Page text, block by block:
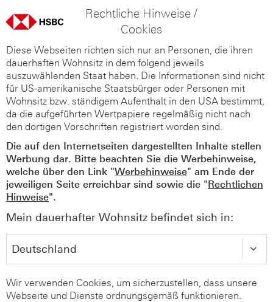
Rechtliche Hinweise /
Cookies
Diese Webseiten richten sich nur an Personen, die ihren
dauerhaften Wohnsitz in dem folgend jeweils
auszuwählenden Staat haben. Die Informationen sind nicht
für US-amerikanische Staatsbürger oder Personen mit
Wohnsitz bzw. ständigem Aufenthalt in den USA bestimmt,
da die aufgeführten Wertpapiere regelmäßig nicht nach
den dortigen Vorschriften registriert worden sind.
Die auf den Internetseiten dargestellten Inhalte stellen
Werbung dar. Bitte beachten Sie die Werbehinweise,
welche über den Link "Werbehinweise" am Ende der
jeweiligen Seite erreichbar sind sowie die "Rechtlichen
Hinweise".
Mein dauerhafter Wohnsitz befindet sich in:
Wir verwenden Cookies, um sicherzustellen, dass unsere
Webseite und Dienste ordnungsgemäß funktionieren.